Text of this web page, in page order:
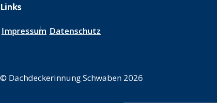
Links
Impressum Datenschutz
© Dachdeckerinnung Schwaben 2026